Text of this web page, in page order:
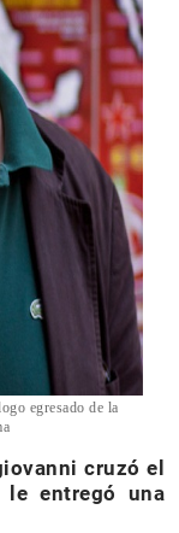
egresado de la
cruzó el
entregó una